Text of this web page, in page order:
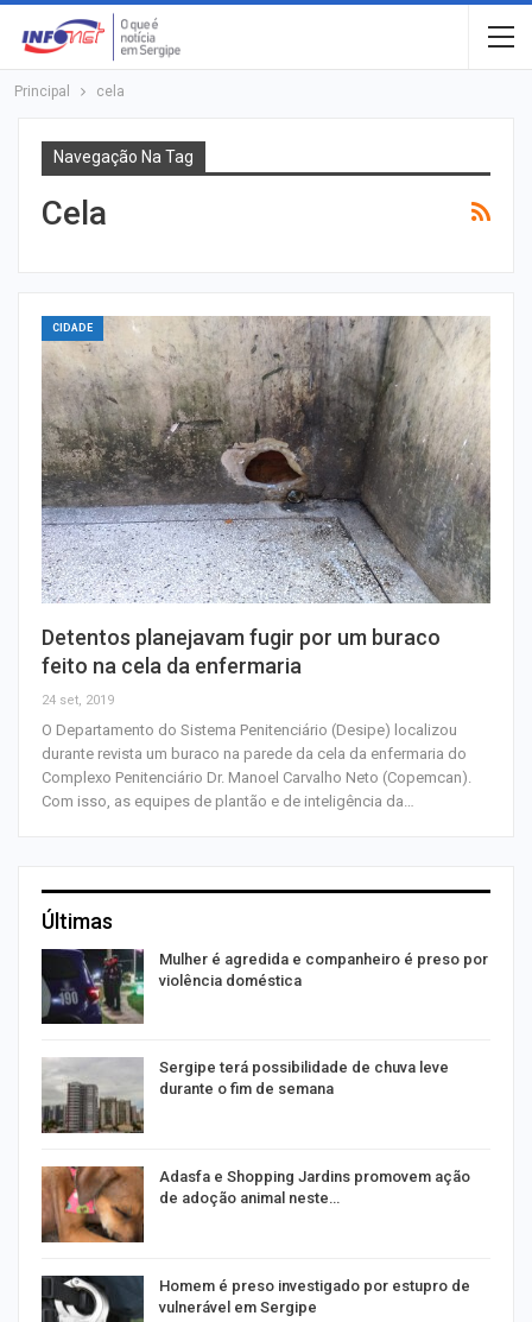
Principal cela
Navegação Na Tag
Cela
CIDADE
Detentos planejavam fugir por um buraco
feito na cela da enfermaria
24 set, 2019
O Departamento do Sistema Penitenciário (Desipe) localizou
durante revista um buraco na parede da cela da enfermaria do
Complexo Penitenciário Dr. Manoel Carvalho Neto (Copemcan).
Com isso, as equipes de plantão e de inteligência da…
Últimas
Mulher é agredida e companheiro é preso por
violência doméstica
Sergipe terá possibilidade de chuva leve
durante o fim de semana
Adasfa e Shopping Jardins promovem ação
de adoção animal neste…
Homem é preso investigado por estupro de
vulnerável em Sergipe